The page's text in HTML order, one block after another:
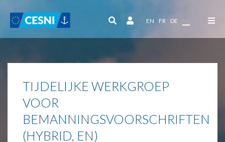
EN FR DE
TIJDELIJKE WERKGROEP
VOOR
BEMANNINGSVOORSCHRIFTEN
(HYBRID, EN)